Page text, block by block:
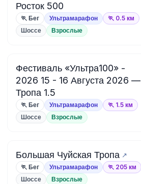
Росток 500
🏃 Бег Ультрамарафон 🏃 0.5 км
Шоссе Взрослые
Фестиваль «Ультра100» -
2026 15 - 16 Августа 2026 —
Тропа 1.5
🏃 Бег Ультрамарафон 🏃 1.5 км
Шоссе Взрослые
Большая Чуйская Тропа
🏃 Бег Ультрамарафон 🏃 205 км
Шоссе Взрослые